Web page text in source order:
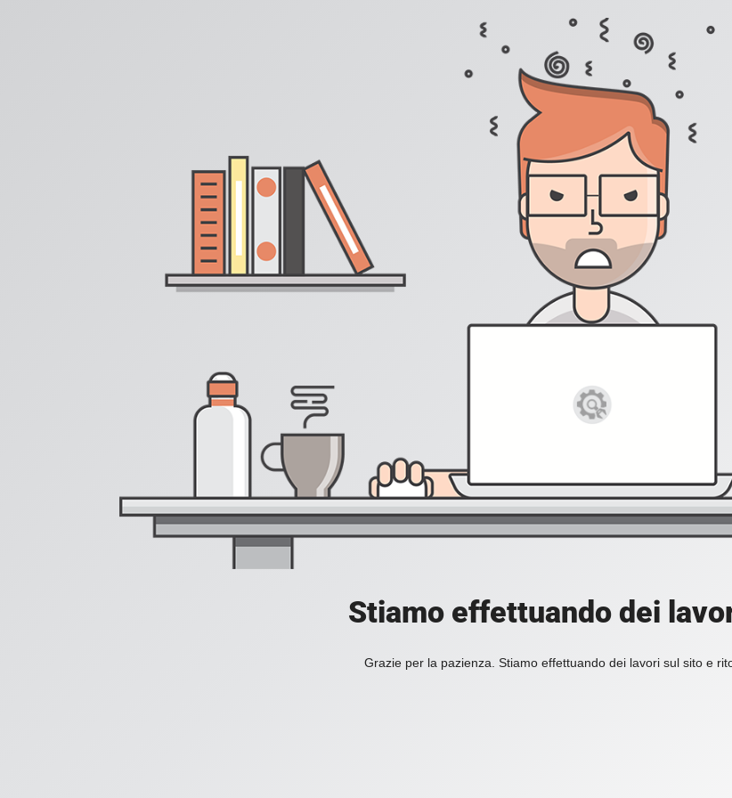
Stiamo effettuando dei
Grazie per la pazienza. Stiamo effettuando dei lavori sul sito e